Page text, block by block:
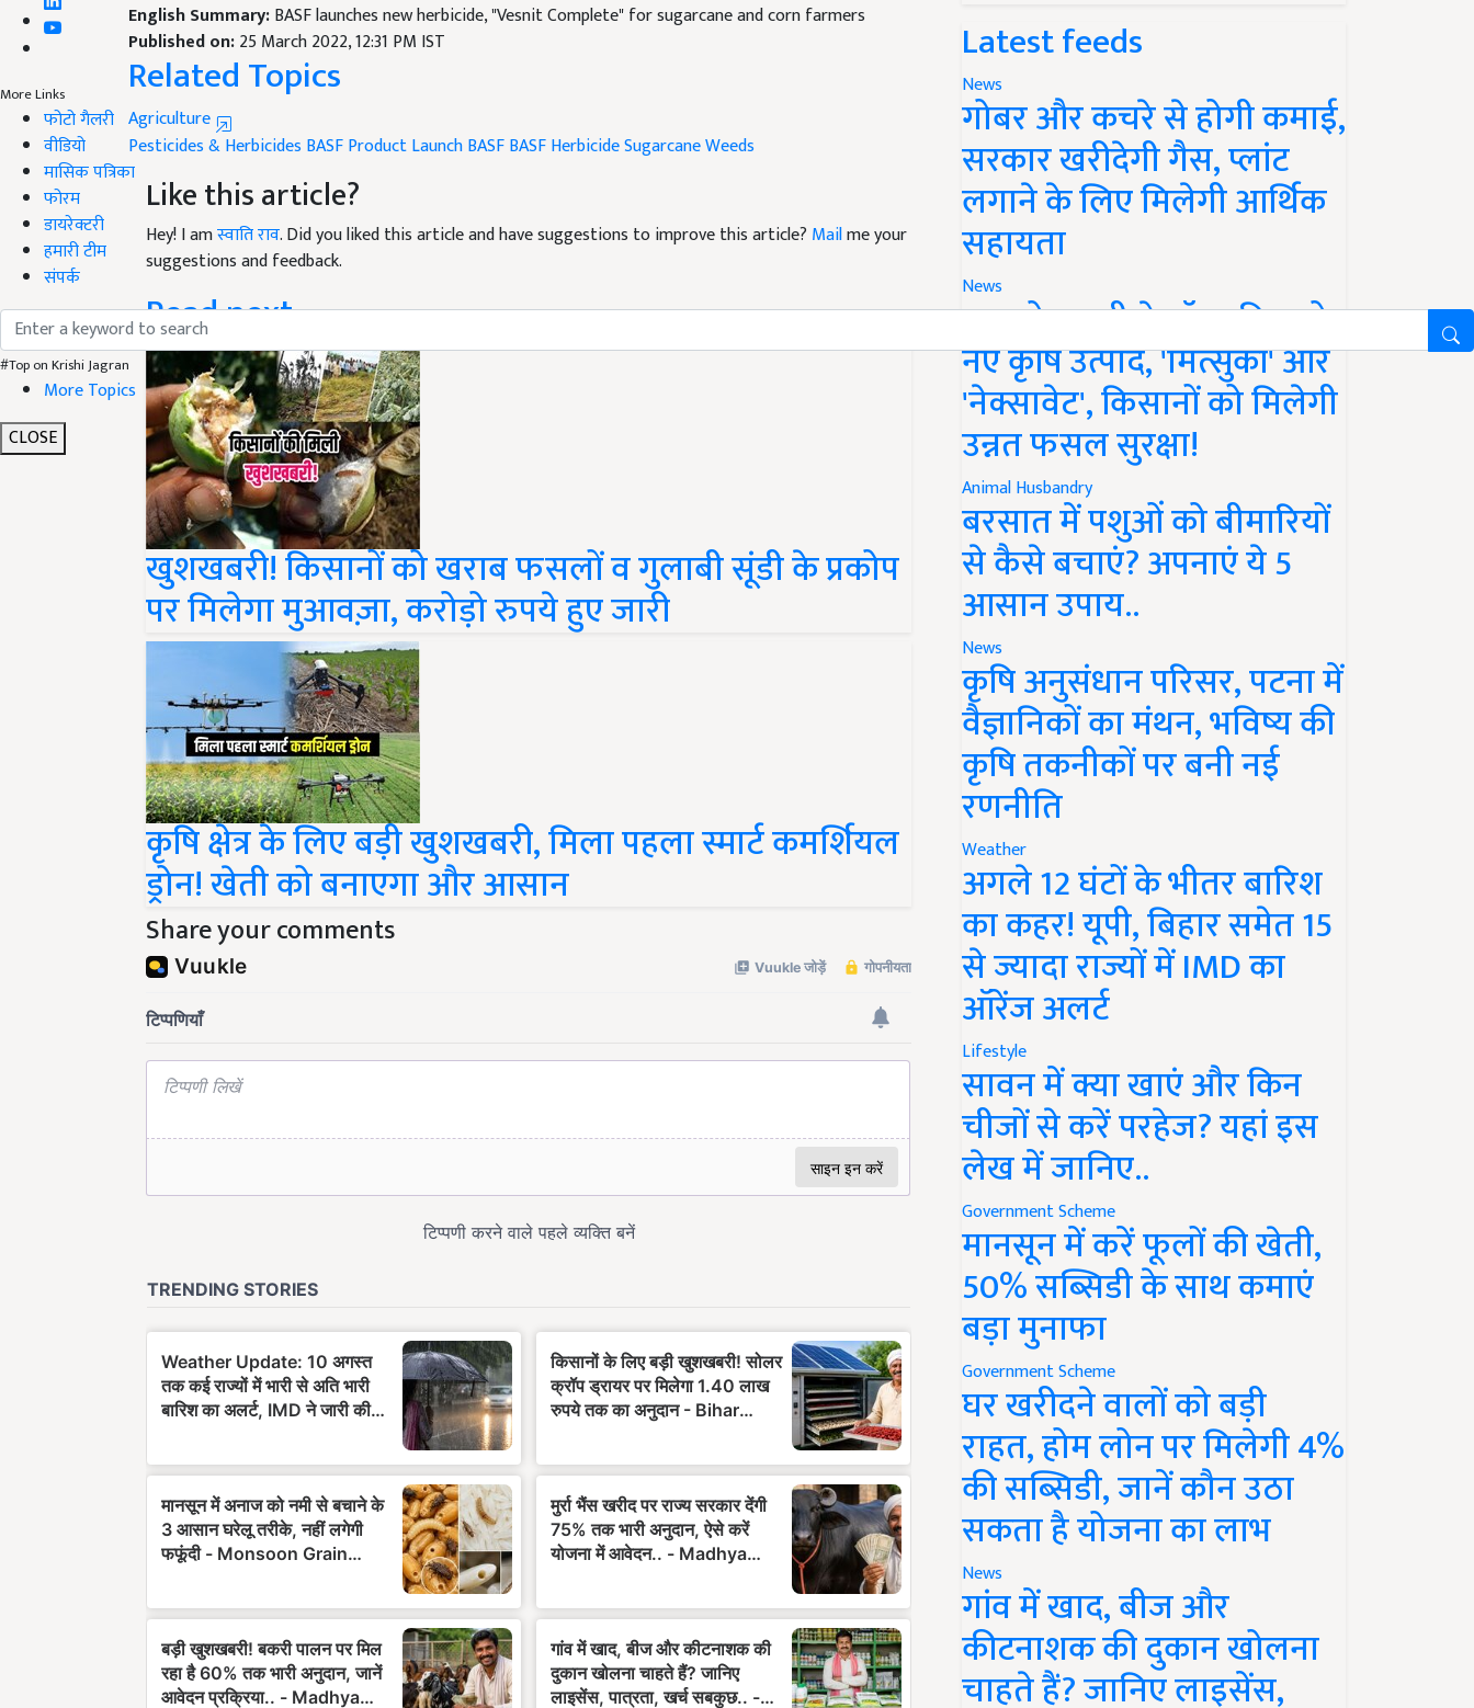
More Links
फोटो गैलरी
वीडियो
मासिक पत्रिका
फोरम
डायरेक्टरी
हमारी टीम
संपर्क
#Top on Krishi Jagran
More Topics
CLOSE
Published on:25 March 2022, 12:31 PM IST
Related Topics
Agriculture
Pesticides & Herbicides
Like this article?
Hey! I amस्वाति राव. Did you liked this article and have suggestions to improve this article?
suggestions and feedback.
Read next
खुशखबरी! किसानों को खराब फसलों व गुलाबी सूंडी के प्रकोप
पर मिलेगा मुआवज़ा, करोड़ो रुपये हुए जारी
कृषि क्षेत्र के लिए बड़ी खुशखबरी, मिला पहला स्मार्ट कमर्शियल
ड्रोन! खेती को बनाएगा और आसान
Share your comments
Latest feeds
News
गोबर और कचरे से होगी कमाई,
सरकार खरीदेगी गैस, प्लांट
लगाने के लिए मिलेगी आर्थिक
सहायता
News
इफको-एमसी ने लॉन्च किए दो
नए कृषि उत्पाद, 'मित्सुकी' और
'नेक्सावेट', किसानों को मिलेगी
उन्नत फसल सुरक्षा!
Animal Husbandry
बरसात में पशुओं को बीमारियों
से कैसे बचाएं? अपनाएं ये 5
आसान उपाय..
News
कृषि अनुसंधान परिसर, पटना में
वैज्ञानिकों का मंथन, भविष्य की
कृषि तकनीकों पर बनी नई
रणनीति
Weather
अगले 12 घंटों के भीतर बारिश
का कहर! यूपी, बिहार समेत 15
से ज्यादा राज्यों में IMD का
ऑरेंज अलर्ट
Lifestyle
सावन में क्या खाएं और किन
चीजों से करें परहेज? यहां इस
लेख में जानिए..
Government Scheme
मानसून में करें फूलों की खेती,
50% सब्सिडी के साथ कमाएं
बड़ा मुनाफा
Government Scheme
घर खरीदने वालों को बड़ी
राहत, होम लोन पर मिलेगी 4%
की सब्सिडी, जानें कौन उठा
सकता है योजना का लाभ
News
गांव में खाद, बीज और
कीटनाशक की दुकान खोलना
चाहते हैं? जानिए लाइसेंस,